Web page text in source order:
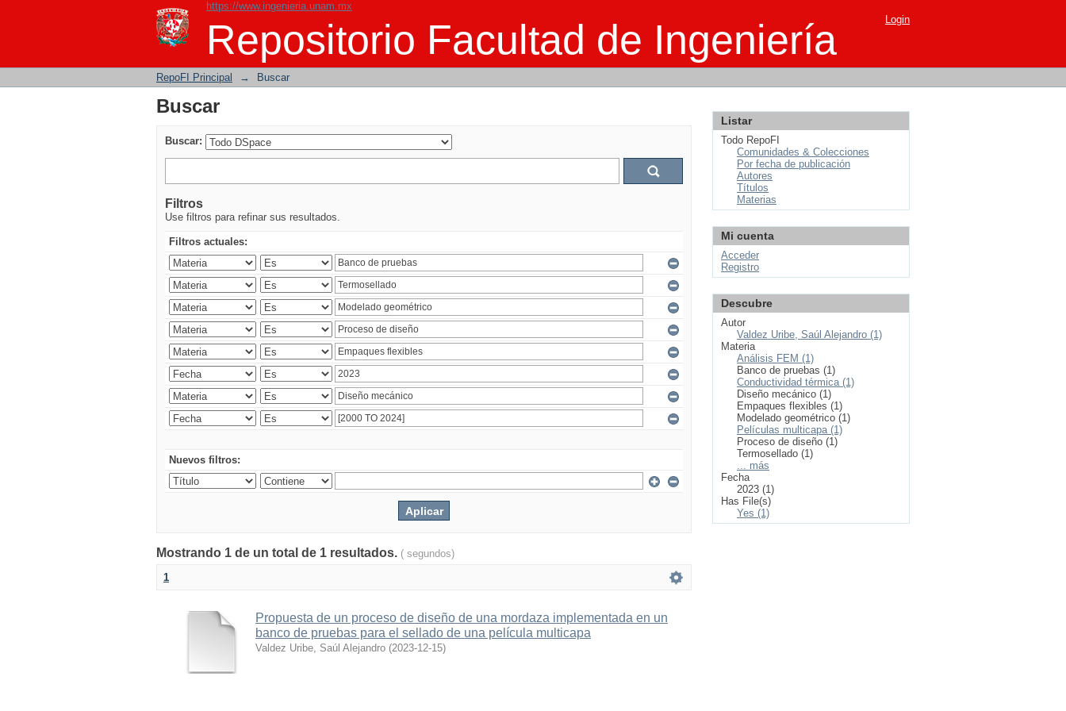
https://www.ingenieria.unam.mx
Repositorio Facultad de Ingeniería
Buscar Login
RepoFI Principal → Buscar
Buscar
Buscar:
Filtros
Use filtros para refinar sus resultados.
Filtros actuales:
Nuevos filtros:
Mostrando 1 de un total de 1 resultados. ( segundos)
1
Propuesta de un proceso de diseño de una mordaza implementada en un
banco de pruebas para el sellado de una película multicapa
Valdez Uribe, Saúl Alejandro (2023-12-15)
Listar
Todo RepoFI
Comunidades & Colecciones
Por fecha de publicación
Autores
Títulos
Materias
Mi cuenta
Acceder
Registro
Descubre
Autor
Valdez Uribe, Saúl Alejandro (1)
Materia
Análisis FEM (1)
Banco de pruebas (1)
Conductividad térmica (1)
Diseño mecánico (1)
Empaques flexibles (1)
Modelado geométrico (1)
Películas multicapa (1)
Proceso de diseño (1)
Termosellado (1)
... más
Fecha
2023 (1)
Has File(s)
Yes (1)